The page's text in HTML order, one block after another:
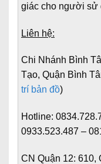
giác cho người sử
Liên hệ:
Chi Nhánh Bình
Tạo, Quận Bình
trí bản đồ)
Hotline:
0933.523.487 –
CN Quận 12: 610,